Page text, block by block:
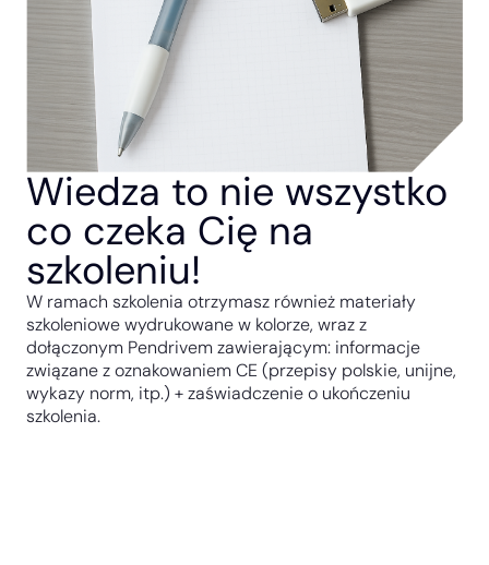
Wiedza to nie wszystko
co czeka Cię na
szkoleniu!
W ramach szkolenia otrzymasz również materiały
szkoleniowe wydrukowane w kolorze, wraz z
dołączonym Pendrivem zawierającym: informacje
związane z oznakowaniem CE (przepisy polskie, unijne,
wykazy norm, itp.) + zaświadczenie o ukończeniu
szkolenia.